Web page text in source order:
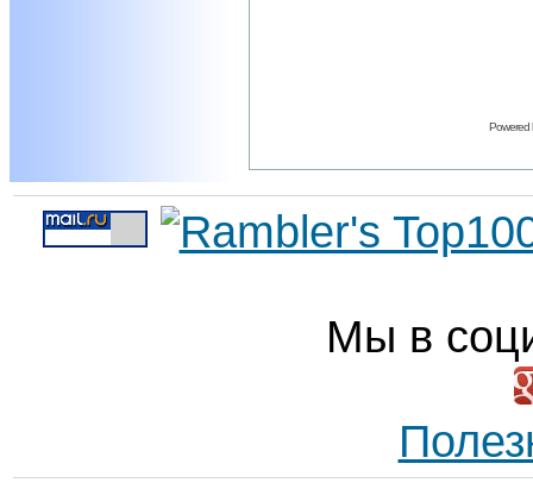
Powered
Мы в